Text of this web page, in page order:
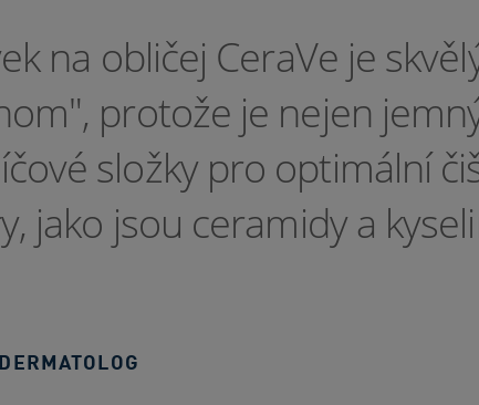
na obličej CeraVe je skvělý
protože je nejen
složky pro optimální
jako jsou ceramidy a
DERMATOLOG